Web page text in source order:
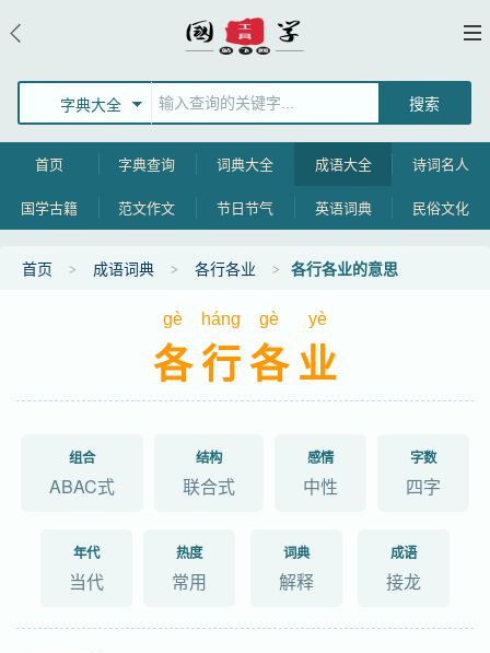
字典大全
首页 字典查询 词典大全 成语大全 诗词名人
国学古籍 范文作文 节日节气 英语词典 民俗文化
首页 成语词典 各行各业 各行各业的意思
gè háng gè yè
各行各业
组合
ABAC式
结构
联合式
感情
中性
字数
四字
年代
当代
热度
常用
词典
解释
成语
接龙